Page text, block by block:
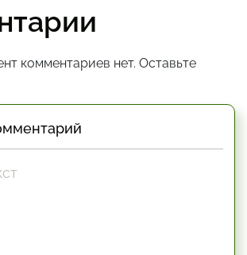
комментариев нет. Оставьте